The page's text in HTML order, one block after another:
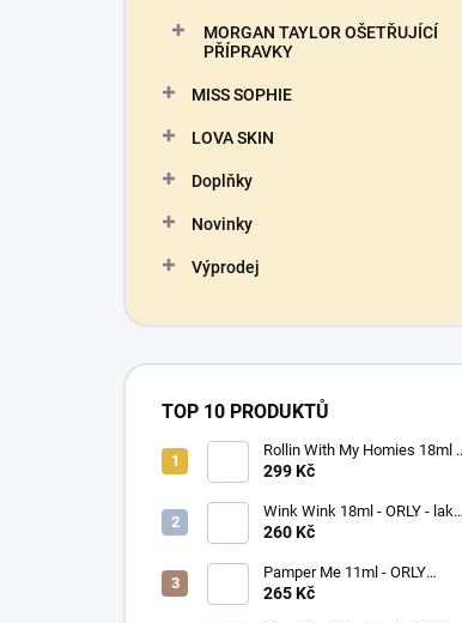
MORGAN TAYLOR OŠETŘUJÍCÍ
PŘÍPRAVKY
MISS SOPHIE
LOVA SKIN
Doplňky
Novinky
Výprodej
TOP 10 PRODUKTŮ
Rollin With My Homies 18ml -
ORLY - lak na nehty
299 Kč
Wink Wink 18ml - ORLY - lak
na nehty
260 Kč
Pamper Me 11ml - ORLY
BREATHABLE - ošetřující lak
265 Kč